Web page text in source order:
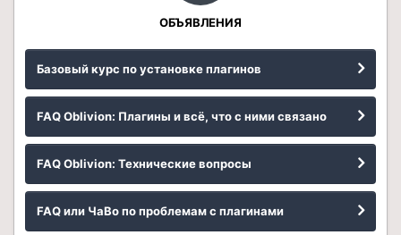
ОБЪЯВЛЕНИЯ
Базовый курс по установке плагинов
FAQ Oblivion: Плагины и всё, что с ними связано
FAQ Oblivion: Технические вопросы
FAQ или ЧаВо по проблемам с плагинами